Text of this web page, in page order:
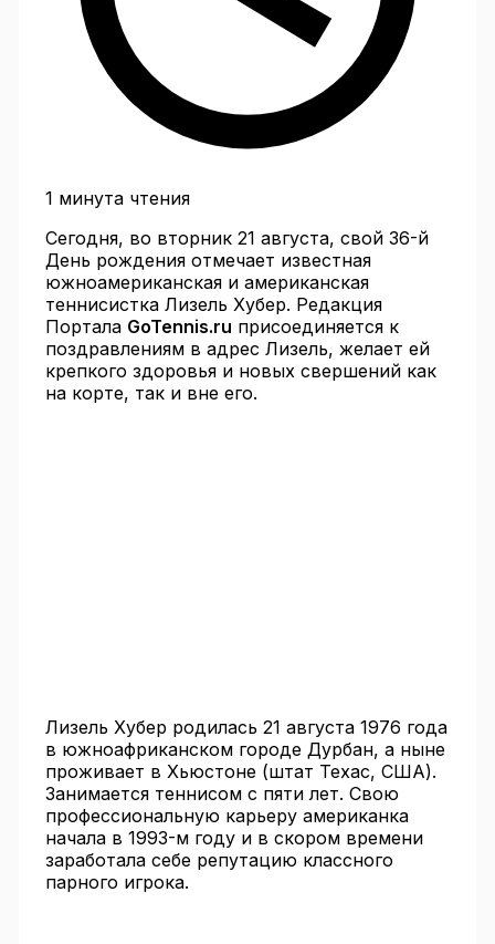
1 минута чтения
Сегодня, во вторник 21 августа, свой 36-й
День рождения отмечает известная
южноамериканская и американская
теннисистка Лизель Хубер. Редакция
Портала GoTennis.ru присоединяется к
поздравлениям в адрес Лизель, желает ей
крепкого здоровья и новых свершений как
на корте, так и вне его.
Лизель Хубер родилась 21 августа 1976 года
в южноафриканском городе Дурбан, а ныне
проживает в Хьюстоне (штат Техас, США).
Занимается теннисом с пяти лет. Свою
профессиональную карьеру американка
начала в 1993-м году и в скором времени
заработала себе репутацию классного
парного игрока.